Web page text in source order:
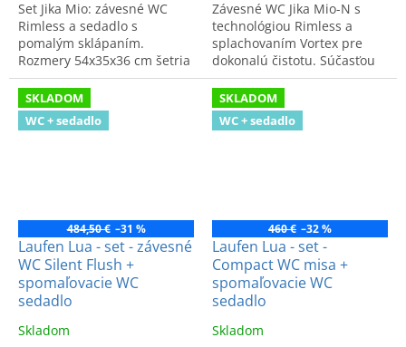
Set Jika Mio: závesné WC
Rimless a sedadlo s
pomalým sklápaním.
Rozmery 54x35x36 cm šetria
miesto. Úsporné
splachovanie, efektívny
oplach a elegantný dizajn.
Závesné WC Jika Mio-N s
technológiou Rimless a
splachovaním Vortex pre
dokonalú čistotu. Súčasťou
je tiché, spomalené sedadlo.
Praktická voľba do kúpeľne.
SKLADOM
WC + sedadlo
484,50 € –31 %
Laufen Lua - set - závesné
WC Silent Flush +
spomaľovacie WC
sedadlo
Skladom
SKLADOM
WC + sedadlo
460 € –32 %
Laufen Lua - set -
Compact WC misa +
spomaľovacie WC
sedadlo
Skladom